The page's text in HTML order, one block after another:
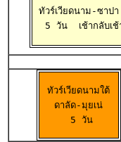
ทัวร์เวียดนาม-ซาปา
  5 วัน
เช้ากลับเช้
ทัวร์เวียดนามใต้
ดาลัด-มุยเน่
  5 วัน